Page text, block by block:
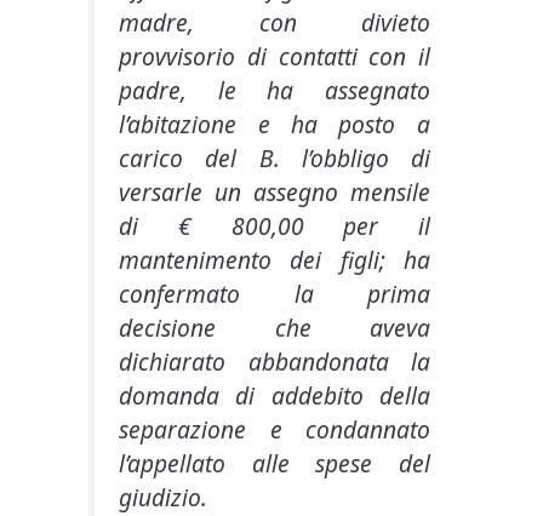
madre, con divieto
provvisorio di contatti con il
padre, le ha assegnato
l’abitazione e ha posto a
carico del B. l’obbligo di
versarle un assegno mensile
di € 800,00 per il
mantenimento dei figli; ha
confermato la prima
decisione che aveva
dichiarato abbandonata la
domanda di addebito della
separazione e condannato
l’appellato alle spese del
giudizio.